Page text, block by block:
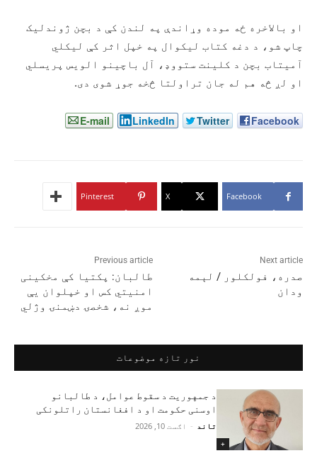
او بالاخره ځه موده وړاندې په لندن کې د بچن ژوندلیک
چاپ شو، د دغه کتاب لیکوال په خپل اثر کې لیکلي
آمیتاب بچن د کلینت ستووډ، آل باچینو الویس پریسلي
او لږ څه هم له جان تراولتا څخه جوړ شوی دی.
Facebook
Twitter
LinkedIn
E-mail
Facebook
X
Pinterest
Previous article
طالبان: پکتیا کې مخکینی
امنیتي کس او خپلوان یې
موږ نه، شخصۍ دښمنۍ وژلي
Next article
صدره، فولکلور / لېمه
ودان
نور تازه موضوعات
+
د جمهوریت د سقوط عوامل، د طالبانو
اوسنی حکومت او د افغانستان راتلونکی
تاند - اګست 10, 2026